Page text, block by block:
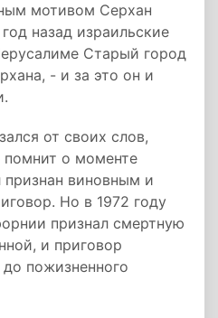
мотивом Серхан
назад израильские
Старый город
- и за это он и
от своих слов,
помнит о моменте
виновным и
Но в 1972 году
признал смертную
и приговор
пожизненного